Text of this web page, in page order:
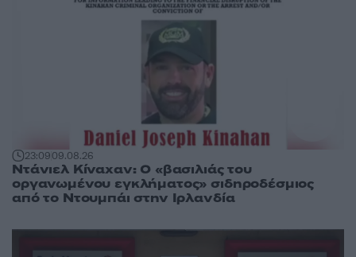
23:0909.08.26
Ντάνιελ Κίναχαν: Ο «βασιλιάς του
οργανωμένου εγκλήματος» σιδηροδέσμιος
από το Ντουμπάι στην Ιρλανδία